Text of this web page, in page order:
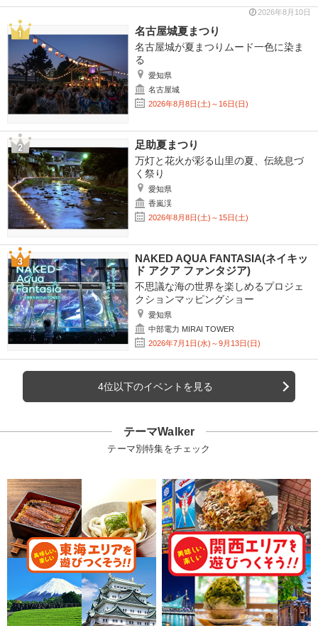
2026年8月10日
名古屋城夏まつり
名古屋城が夏まつりムード一色に染ま
る
愛知県
名古屋城
2026年8月8日(土)～16日(日)
足助夏まつり
万灯と花火が彩る山里の夏、伝統息づ
く祭り
愛知県
香嵐渓
2026年8月8日(土)～15日(土)
NAKED AQUA FANTASIA(ネイキッ
ド アクア ファンタジア)
不思議な海の世界を楽しめるプロジェ
クションマッピングショー
愛知県
中部電力 MIRAI TOWER
2026年7月1日(水)～9月13日(日)
4位以下のイベントを見る
テーマWalker
テーマ別特集をチェック